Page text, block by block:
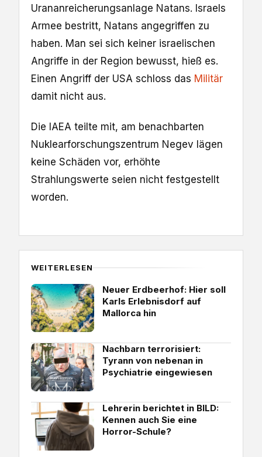
Urananreicherungsanlage Natans. Israels
Armee bestritt, Natans angegriffen zu
haben. Man sei sich keiner israelischen
Angriffe in der Region bewusst, hieß es.
Einen Angriff der USA schloss das Militär
damit nicht aus.
Die IAEA teilte mit, am benachbarten
Nuklearforschungszentrum Negev lägen
keine Schäden vor, erhöhte
Strahlungswerte seien nicht festgestellt
worden.
WEITERLESEN
Neuer Erdbeerhof: Hier soll
Karls Erlebnisdorf auf
Mallorca hin
Nachbarn terrorisiert:
Tyrann von nebenan in
Psychiatrie eingewiesen
Lehrerin berichtet in BILD:
Kennen auch Sie eine
Horror-Schule?